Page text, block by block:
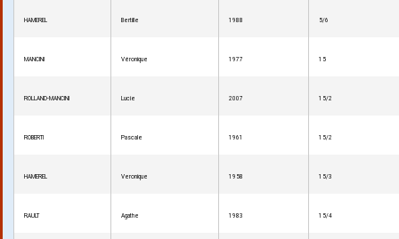
HAMEREL Bertille 1988 5/6
MANCINI Véronique 1977 15
ROLLAND-MANCINI Lucie 2007 15/2
ROBERTI Pascale 1961 15/2
HAMEREL Veronique 1958 15/3
RAULT Agathe 1983 15/4